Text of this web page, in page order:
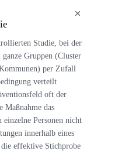
Studie, bei der
Gruppen (Cluster
per Zufall
verteilt
oft der
Maßnahme das
einzelne Personen nicht
innerhalb eines
effektive Stichprobe